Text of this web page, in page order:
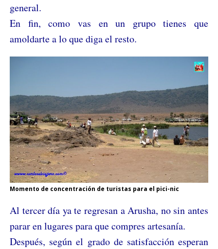
general.
En fin, como vas en un grupo tienes que
amoldarte a lo que diga el resto.
Momento de concentración de turistas para el pici-nic
Al tercer día ya te regresan a Arusha, no sin antes
parar en lugares para que compres artesanía.
Después, según el grado de satisfacción esperan